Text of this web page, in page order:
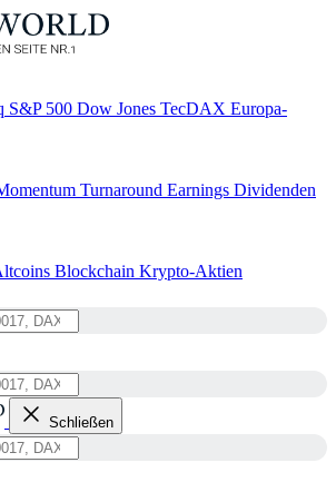
S&P 500 Dow Jones TecDAX Europa-
Turnaround Earnings Dividenden
Blockchain Krypto-Aktien
Schließen